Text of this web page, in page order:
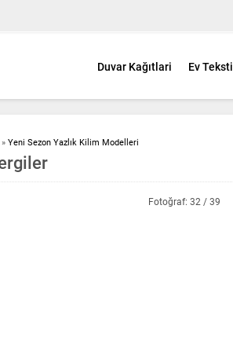
Duvar Kağıtlari Ev Tekstil
» Yeni Sezon Yazlık Kilim Modelleri
Fotoğraf: 32 / 39